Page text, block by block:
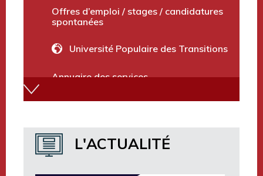
Offres d’emploi / stages / candidatures
spontanées
Université Populaire des Transitions
Annuaire des services
Marchés publics et avis divers
Terres d’Argentan Mobilité
L'ACTUALITÉ